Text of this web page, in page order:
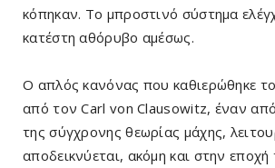
κόπηκαν. Το μπροστινό σύστημα
κατέστη αθόρυβο αμέσως.
Ο απλός κανόνας που καθιερώθηκε
από τον Carl von Clausowitz, έναν
της σύγχρονης θεωρίας μάχης,
αποδεικνύεται, ακόμη και στην εποχή